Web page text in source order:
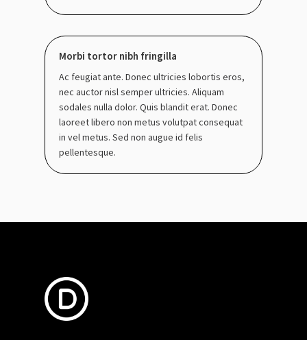
Morbi tortor nibh fringilla
Ac feugiat ante. Donec ultricies lobortis eros,
nec auctor nisl semper ultricies. Aliquam
sodales nulla dolor. Quis blandit erat. Donec
laoreet libero non metus volutpat consequat
in vel metus. Sed non augue id felis
pellentesque.